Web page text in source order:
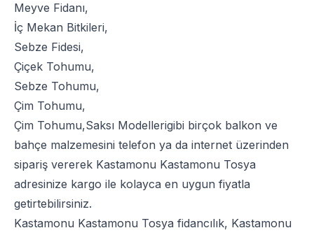
Meyve Fidanı,
İç Mekan Bitkileri,
Sebze Fidesi,
Çiçek Tohumu,
Sebze Tohumu,
Çim Tohumu,
Çim Tohumu,Saksı Modellerigibi birçok balkon ve
bahçe malzemesini telefon ya da internet üzerinden
sipariş vererek Kastamonu Kastamonu Tosya
adresinize kargo ile kolayca en uygun fiyatla
getirtebilirsiniz.
Kastamonu Kastamonu Tosya fidancılık, Kastamonu